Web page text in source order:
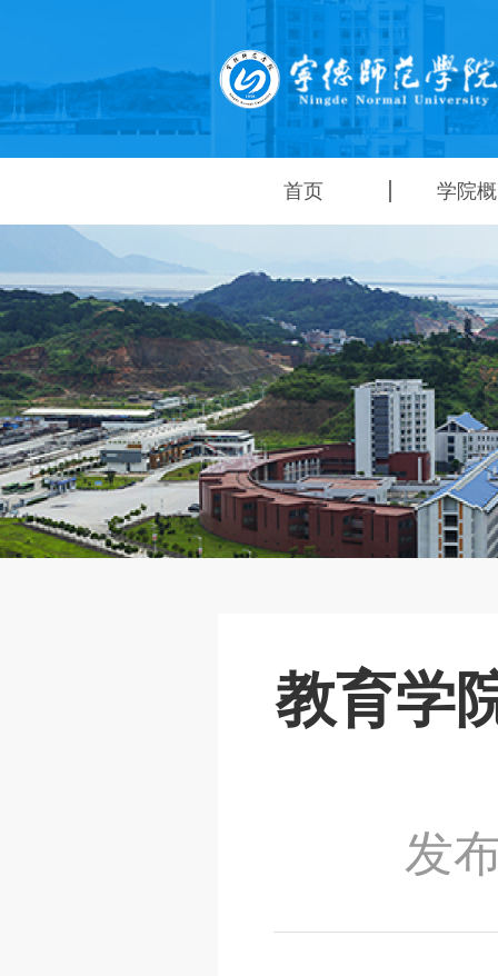
首页 学院
教育学
发